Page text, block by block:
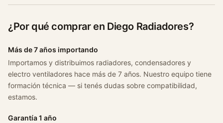
C
e
r
o
l
e
t
C
¿Por qué comprar en Diego Radiadores?
Más de 7 años importando
Importamos y distribuimos radiadores, condensadores y
electro ventiladores hace más de 7 años. Nuestro equipo tiene
formación técnica — si tenés dudas sobre compatibilidad,
estamos.
Garantía 1 año